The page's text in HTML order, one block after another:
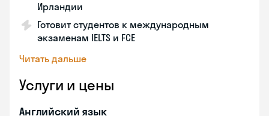
Ирландии
Готовит студентов к международным
экзаменам IELTS и FCE
Читать дальше
Услуги и цены
Английский язык